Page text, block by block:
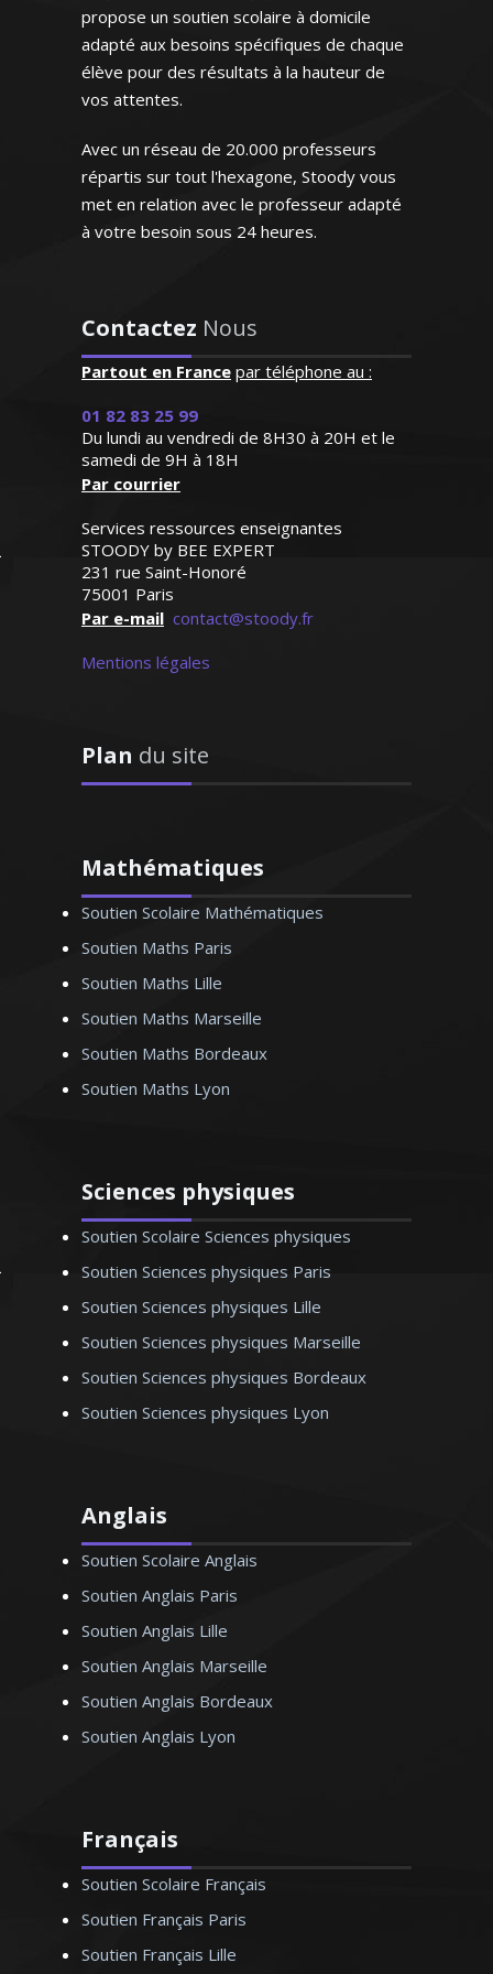
professeur qui
énormément et
de très bons
Attentive,
et de surcroît très
elle a su
G.F (Paris, élève en
classe de seconde)
Y. Coralie – Professeur de
par les nouvelles
en sciences informatiques.
bien les préparer aux examens
et aux concours
- Bordeaux
l’allemand durant plusieurs
bien au collège qu’au lycée.
des entreprises ou autres. Grâce
vous aider à la maîtriser
D. Monique – Professeur
propose un soutien scolaire à domicile
adapté aux besoins spécifiques de chaque
élève pour des résultats à la hauteur de
vos attentes.
Avec un réseau de 20.000 professeurs
répartis sur tout l'hexagone, Stoody vous
met en relation avec le professeur adapté
à votre besoin sous 24 heures.
Contactez Nous
Partout en France par téléphone au :
01 82 83 25 99
Du lundi au vendredi de 8H30 à 20H et le
samedi de 9H à 18H
Par courrier
Services ressources enseignantes
STOODY by BEE EXPERT
231 rue Saint-Honoré
75001 Paris
Par e-mail contact@stoody.fr
Mentions légales
Plan du site
Mathématiques
Soutien Scolaire Mathématiques
Soutien Maths Paris
Soutien Maths Lille
Soutien Maths Marseille
Soutien Maths Bordeaux
Soutien Maths Lyon
Sciences physiques
Soutien Scolaire Sciences physiques
Soutien Sciences physiques Paris
Soutien Sciences physiques Lille
Soutien Sciences physiques Marseille
Soutien Sciences physiques Bordeaux
Soutien Sciences physiques Lyon
Anglais
Soutien Scolaire Anglais
Soutien Anglais Paris
Soutien Anglais Lille
Soutien Anglais Marseille
Soutien Anglais Bordeaux
Soutien Anglais Lyon
Français
Soutien Scolaire Français
Soutien Français Paris
Soutien Français Lille